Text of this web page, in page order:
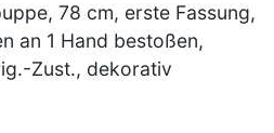
78 cm, erste Fassung,
an 1 Hand bestoßen,
Zust., dekorativ